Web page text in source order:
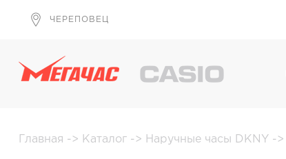
ЧЕРЕПОВЕЦ
Главная -> Каталог -> Наручные часы DKNY ->